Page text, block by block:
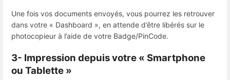
Une fois vos documents envoyés, vous pourrez les retrouver
dans votre « Dashboard », en attende d’être libérés sur le
photocopieur à l’aide de votre Badge/PinCode.
3- Impression depuis votre « Smartphone
ou Tablette »